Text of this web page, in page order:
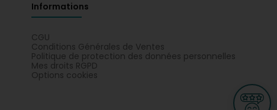
Informations
CGU
Conditions Générales de Ventes
Politique de protection des données personnelles
Mes droits RGPD
Options cookies